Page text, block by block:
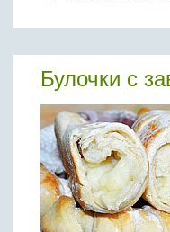
Булочки с